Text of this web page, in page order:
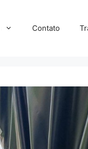
Contato